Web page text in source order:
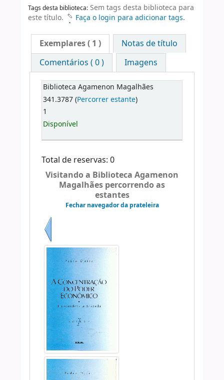
Tags desta biblioteca: Sem tags desta biblioteca para
este título.
Faça o login para adicionar tags.
Exemplares( 1 )
Notas de título
Comentários ( 0 )
Imagens
Biblioteca Agamenon Magalhães
341.3787 (Percorrer estante)
1
Disponível
Total de reservas: 0
Visitando a Biblioteca Agamenon
Magalhães percorrendo as
estantes
Fechar navegador da prateleira
Anterior